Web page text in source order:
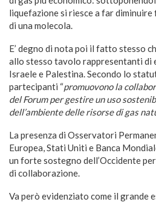
liquefazione si riesce a far
di una molecola.
E’ degno di nota poi il fatto stesso
allo stesso tavolo rappresentanti di
Israele e Palestina. Secondo lo
partecipanti “promuovono la
del Forum per gestire un uso
dell’ambiente delle risorse di gas
La presenza di Osservatori
Europea, Stati Uniti e Banca
un forte sostegno dell’Occidente
di collaborazione.
Va però evidenziato come il grande